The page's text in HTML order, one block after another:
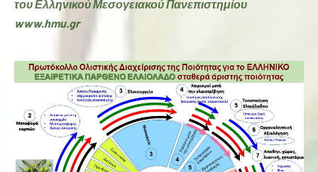
του Ελληνικού Μεσογειακού Πανεπιστημίου
www.hmu.gr